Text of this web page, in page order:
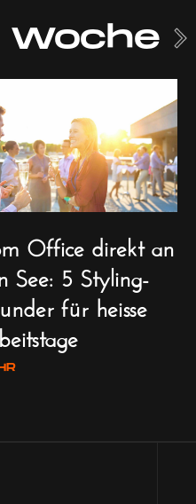
Woche
Office direkt an
See: 5 Styling-
für heisse